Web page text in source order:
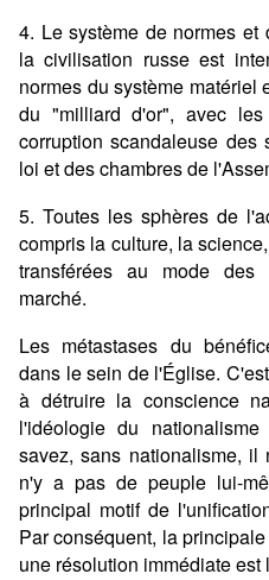
4. Le système de normes
la civilisation russe est
normes du système matériel
du "milliard d'or", avec
corruption scandaleuse des
loi et des chambres de
5. Toutes les sphères de
compris la culture, la
transférées au mode
marché.
Les métastases du
dans le sein de l'Église.
à détruire la conscience
l'idéologie du
savez, sans nationalisme,
n'y a pas de peuple lui-
principal motif de
Par conséquent, la
une résolution immédiate